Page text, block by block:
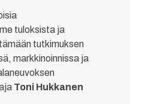
tuloksista ja
tutkimuksen
markkinoinnissa ja
Toni Hukkanen